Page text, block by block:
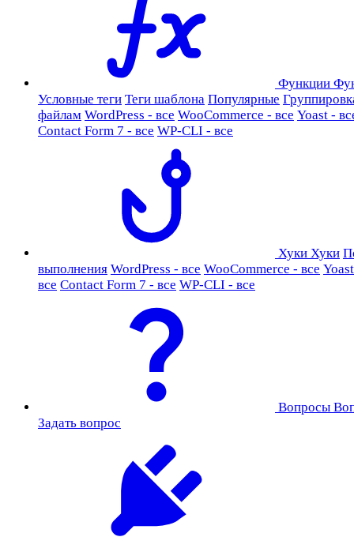
Функции
Условные теги Теги шаблона Популярные
файлам WordPress - все WooCommerce - все Yoast -
Contact Form 7 - все WP-CLI - все
Хуки Хуки
выполнения WordPress - все WooCommerce - все
все Contact Form 7 - все WP-CLI - все
Вопросы
Задать вопрос